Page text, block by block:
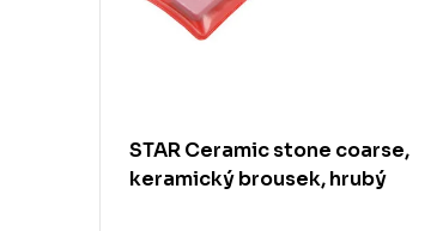
STAR Ceramic stone coarse,
keramický brousek, hrubý